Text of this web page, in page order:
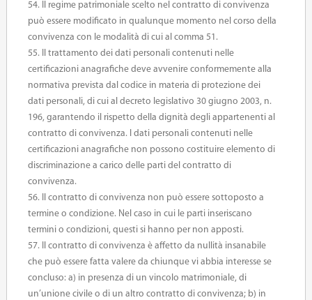
54. Il regime patrimoniale scelto nel contratto di convivenza
può essere modificato in qualunque momento nel corso della
convivenza con le modalità di cui al comma 51.
55. Il trattamento dei dati personali contenuti nelle
certificazioni anagrafiche deve avvenire conformemente alla
normativa prevista dal codice in materia di protezione dei
dati personali, di cui al decreto legislativo 30 giugno 2003, n.
196, garantendo il rispetto della dignità degli appartenenti al
contratto di convivenza. I dati personali contenuti nelle
certificazioni anagrafiche non possono costituire elemento di
discriminazione a carico delle parti del contratto di
convivenza.
56. Il contratto di convivenza non può essere sottoposto a
termine o condizione. Nel caso in cui le parti inseriscano
termini o condizioni, questi si hanno per non apposti.
57. Il contratto di convivenza è affetto da nullità insanabile
che può essere fatta valere da chiunque vi abbia interesse se
concluso: a) in presenza di un vincolo matrimoniale, di
un’unione civile o di un altro contratto di convivenza; b) in